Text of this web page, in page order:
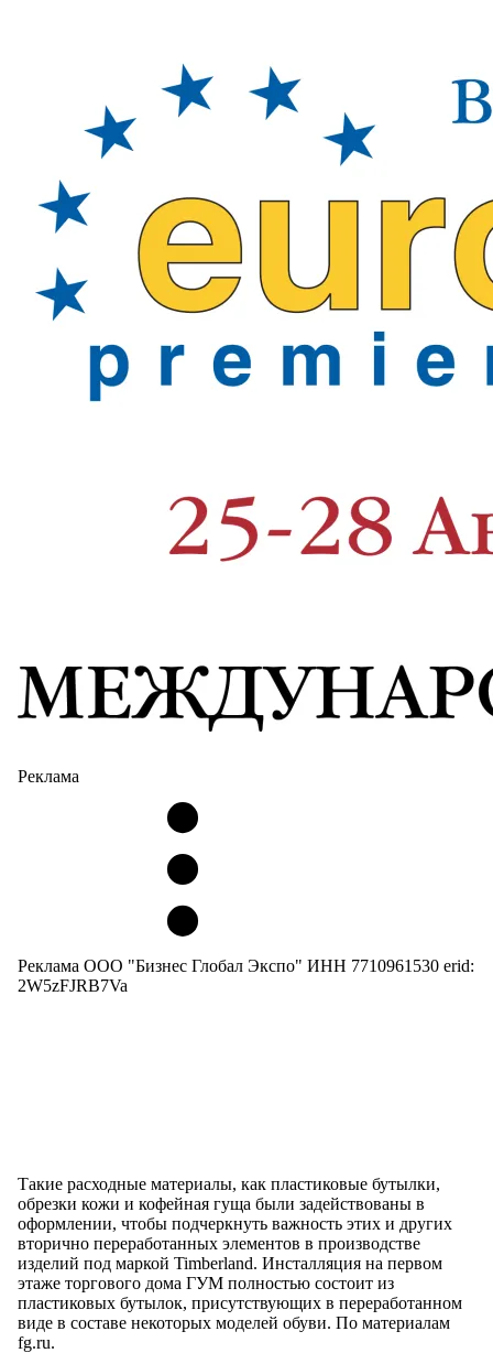
Реклама
Реклама ООО "Бизнес Глобал Экспо" ИНН 7710961530 erid:
2W5zFJRB7Va
Такие расходные материалы, как пластиковые бутылки,
обрезки кожи и кофейная гуща были задействованы в
оформлении, чтобы подчеркнуть важность этих и других
вторично переработанных элементов в производстве
изделий под маркой Timberland. Инсталляция на первом
этаже торгового дома ГУМ полностью состоит из
пластиковых бутылок, присутствующих в переработанном
виде в составе некоторых моделей обуви. По материалам
fg.ru.